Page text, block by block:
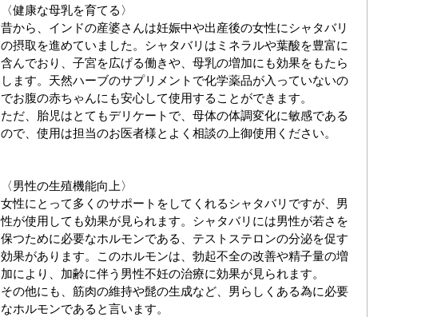
〈健康な母乳を育てる〉
昔から、インドの産婆さんは妊娠中や出産後の女性にシャタバリ
の摂取を進めていました。シャタバリはミネラルや葉酸を豊富に
含んでおり、子宮を広げる働きや、母乳の増加にも効果をもたら
します。天然ハーブのサプリメントで化学薬品が入っていないの
でお腹の赤ちゃんにも安心して使用することができます。
ただ、胎児はとてもデリケートで、母体の体調変化に敏感である
ので、使用は担当のお医者様とよく相談の上御使用ください。
〈男性の生殖機能向上〉
女性にとって多くのサポートをしてくれるシャタバリですが、男
性が使用しても効果が見られます。シャタバリには男性が若さを
保つために必要なホルモンである、テストステロンの分泌を促す
効果があります。このホルモンは、勃起不全の改善や精子量の増
加により、加齢に伴う男性不妊の治療に効果が見られます。
その他にも、筋肉の維持や髭の生成など、男らしくある為に必要
なホルモンであると言います。